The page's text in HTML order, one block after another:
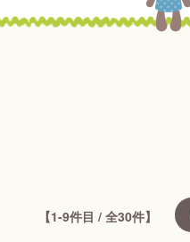
課外活動
もしもしテレフォン
【1-9件目 / 全30件】